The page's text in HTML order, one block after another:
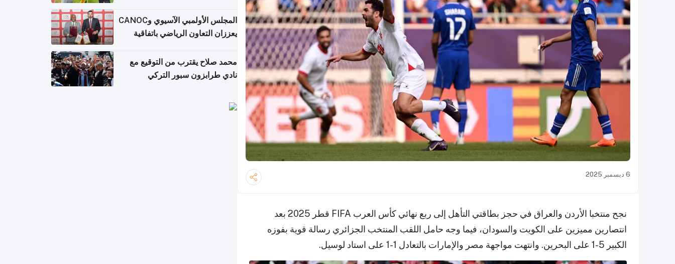
6 ديسمبر 2025
نجح منتخبا الأردن والعراق في حجز بطاقتي التأهل إلى ربع نهائي كأس العرب FIFA قطر 2025 بعد
انتصارين مميزين على الكويت والسودان، فيما وجه حامل اللقب المنتخب الجزائري رسالة قوية بفوزه
الكبير 5-1 على البحرين. وانتهت مواجهة مصر والإمارات بالتعادل 1-1 على استاد لوسيل.
المجلس الأولمبي الآسيوي وCANOC
يعززان التعاون الرياضي باتفاقية
محمد صلاح يقترب من التوقيع مع
نادي طرابزون سبور التركي